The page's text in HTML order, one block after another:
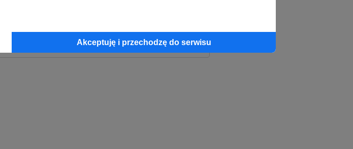
Akceptuję i przechodzę do serwisu
Kontynuuj z Apple